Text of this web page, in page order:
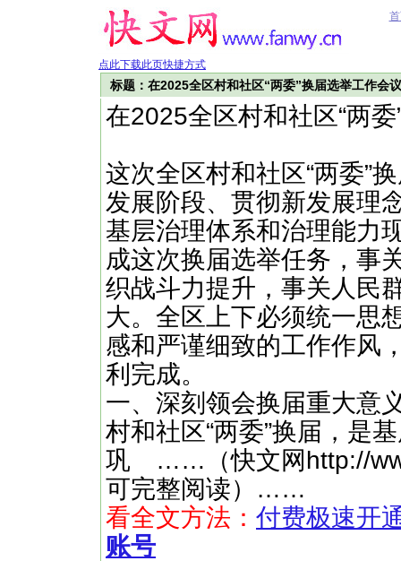
点此下载此页快捷方式
标题：在2025全区村和社区“两委”换届选举工作会
在2025全区村和社区“两
这次全区村和社区“两委”
发展阶段、贯彻新发展理
基层治理体系和治理能力
成这次换届选举任务，事
织战斗力提升，事关人民
大。全区上下必须统一思
感和严谨细致的工作作风
利完成。
一、深刻领会换届重大意
村和社区“两委”换届，是
巩 ……（快文网http://
可完整阅读）……
看全文方法： 付费极速开
账号